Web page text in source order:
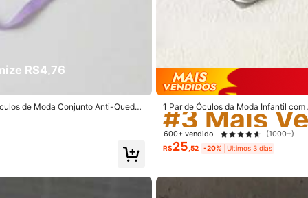
R$4,76
de Moda Conjunto Anti-Queda
1 Par de Óculos da Moda Infantil
Versáteis e Estilosos para Fotografia
#3 Mais
Clientes recorrentes
#3 Mais
Clientes recorrentes
#3 Mais
Clientes recorrentes
#3 Mais
600+ vendido (1000+)
R$25,52 -20% Últimos 3 dias